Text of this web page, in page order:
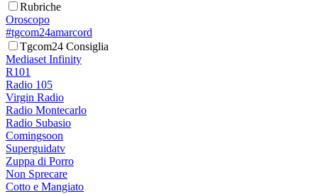
Rubriche
Oroscopo
#tgcom24amarcord
Tgcom24 Consiglia
Mediaset Infinity
R101
Radio 105
Virgin Radio
Radio Montecarlo
Radio Subasio
Comingsoon
Superguidatv
Zuppa di Porro
Non Sprecare
Cotto e Mangiato